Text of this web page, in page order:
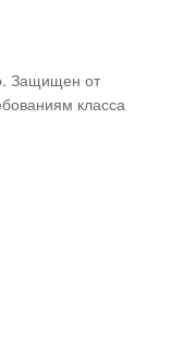
Защищен от
класса